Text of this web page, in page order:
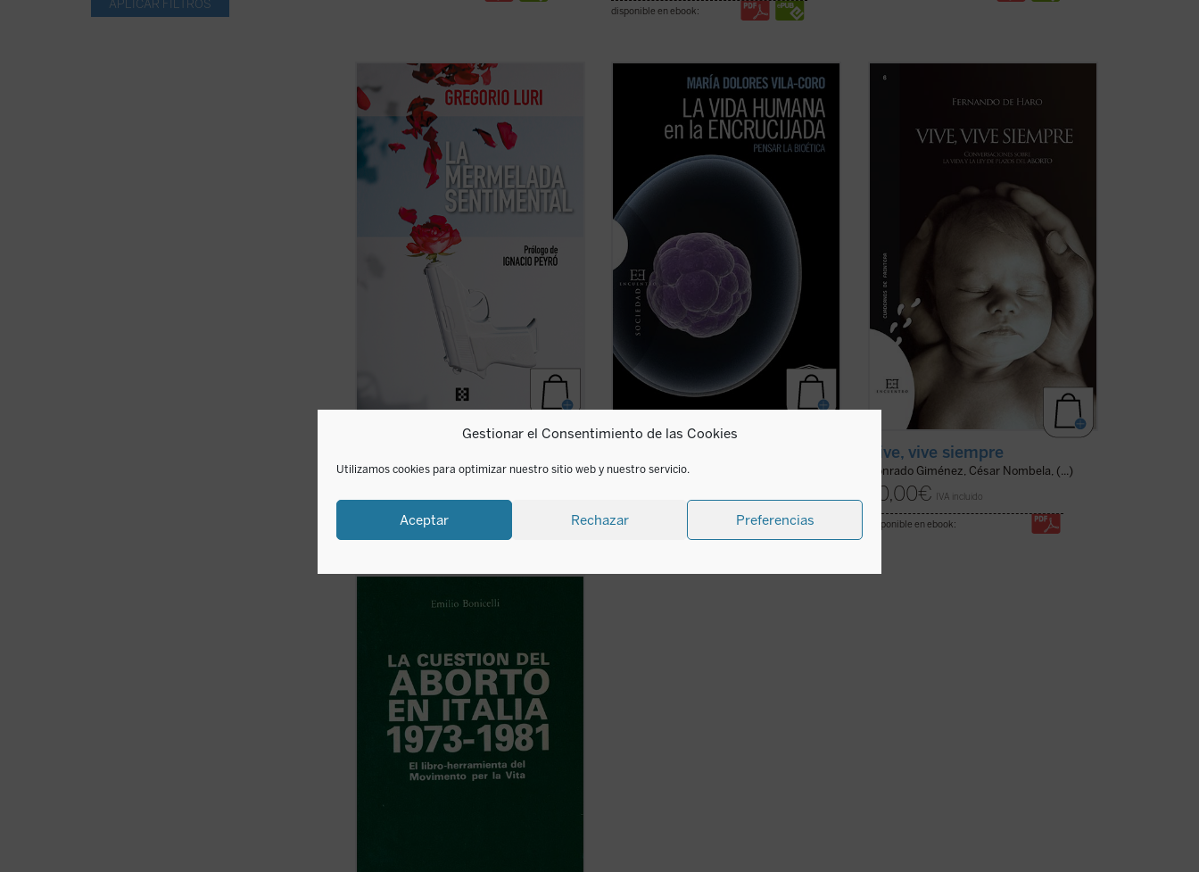
Gestionar el Consentimiento de las Cookies
Utilizamos cookies para optimizar nuestro sitio web y nuestro servicio.
Aceptar Rechazar Preferencias
disponible en ebook:
Gregorio Luri, siempre sensato y lúcido,
enhebra sus artículos con un fino hilo
común: ese emotivismo que nos impulsa
a creer que las cosas son más
verdaderas cuando más las sentimos o
que más vale una emoción
(especialmente en el caso de ... (ver
La mermelada sentimental
19,00€ IVA incluido
Este libro reúne las mejores
contribuciones de María Dolores Vila-
Coro, directora durante diez años la
Cátedra UNESCO de Bioética y
Biojurídica, a esta compleja y actual
disciplina. En ellas destaca la
permanente atención de la autora a la ...
(ver ficha)
La vida humana en la
María Dolores Vila-Coro
disponible en ebook:
para recuperar la evidencia del valor de
del aborto. Ni los más terribles horrores
del siglo XX fueron capaces de apagar en
Vive, vive siempre
Conrado Giménez, César Nombela, (...)
10,00€ IVA incluido
disponible en ebook:
El tiempo de intervenir activamente en el
precedido.
Este libro aborda la larga experiencia
italiana (1973-1981) sobre el ...(ver ficha)